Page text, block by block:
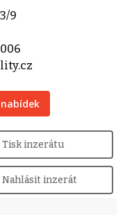
9
Tisk inzerátu
Nahlásit inzerát